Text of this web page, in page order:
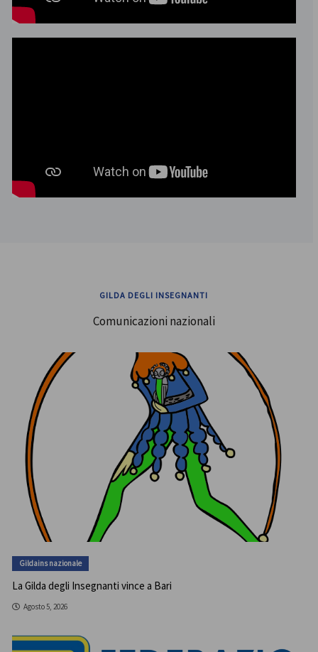
GILDA DEGLI INSEGNANTI
Comunicazioni nazionali
Gildains nazionale
La Gilda degli Insegnanti vince a Bari
Agosto 5, 2026